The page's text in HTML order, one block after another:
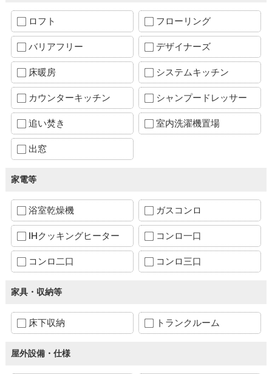
ロフト フローリング
バリアフリー デザイナーズ
床暖房 システムキッチン
カウンターキッチン シャンプードレッサー
追い焚き 室内洗濯機置場
出窓
家電等
浴室乾燥機 ガスコンロ
IHクッキングヒーター コンロ一口
コンロ二口 コンロ三口
家具・収納等
床下収納 トランクルーム
屋外設備・仕様